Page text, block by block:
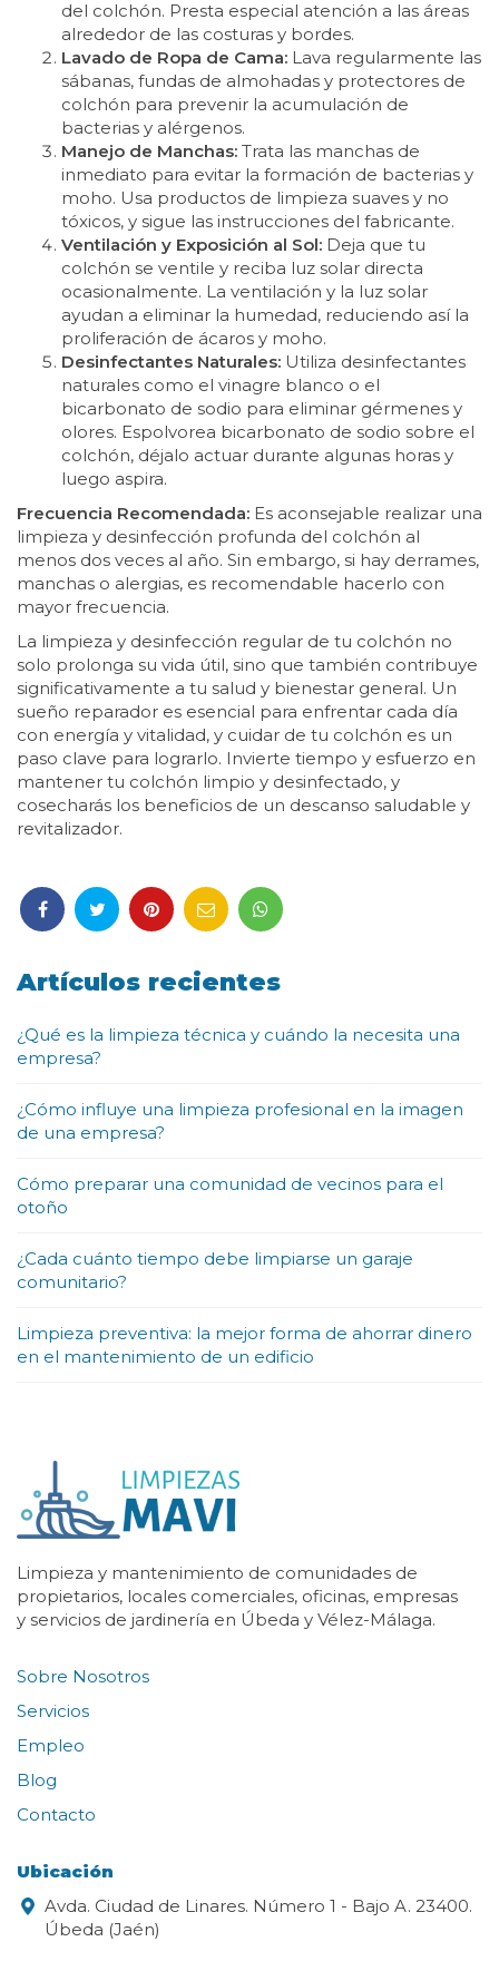
del colchón. Presta especial atención a las áreas
alrededor de las costuras y bordes.
Lavado de Ropa de Cama: Lava regularmente las
sábanas, fundas de almohadas y protectores de
colchón para prevenir la acumulación de
bacterias y alérgenos.
Manejo de Manchas: Trata las manchas de
inmediato para evitar la formación de bacterias y
moho. Usa productos de limpieza suaves y no
tóxicos, y sigue las instrucciones del fabricante.
Ventilación y Exposición al Sol: Deja que tu
colchón se ventile y reciba luz solar directa
ocasionalmente. La ventilación y la luz solar
ayudan a eliminar la humedad, reduciendo así la
proliferación de ácaros y moho.
Desinfectantes Naturales: Utiliza desinfectantes
naturales como el vinagre blanco o el
bicarbonato de sodio para eliminar gérmenes y
olores. Espolvorea bicarbonato de sodio sobre el
colchón, déjalo actuar durante algunas horas y
luego aspira.
Frecuencia Recomendada: Es aconsejable realizar una
limpieza y desinfección profunda del colchón al
menos dos veces al año. Sin embargo, si hay derrames,
manchas o alergias, es recomendable hacerlo con
mayor frecuencia.
La limpieza y desinfección regular de tu colchón no
solo prolonga su vida útil, sino que también contribuye
significativamente a tu salud y bienestar general. Un
sueño reparador es esencial para enfrentar cada día
con energía y vitalidad, y cuidar de tu colchón es un
paso clave para lograrlo. Invierte tiempo y esfuerzo en
mantener tu colchón limpio y desinfectado, y
cosecharás los beneficios de un descanso saludable y
revitalizador.
Artículos recientes
¿Qué es la limpieza técnica y cuándo la necesita una
empresa?
¿Cómo influye una limpieza profesional en la imagen
de una empresa?
Cómo preparar una comunidad de vecinos para el
otoño
¿Cada cuánto tiempo debe limpiarse un garaje
comunitario?
Limpieza preventiva: la mejor forma de ahorrar dinero
en el mantenimiento de un edificio
Limpieza y mantenimiento de comunidades de
propietarios, locales comerciales, oficinas, empresas
y servicios de jardinería en Úbeda y Vélez-Málaga.
Sobre Nosotros
Servicios
Empleo
Blog
Contacto
Ubicación
Avda. Ciudad de Linares. Número 1 - Bajo A. 23400.
Úbeda (Jaén)